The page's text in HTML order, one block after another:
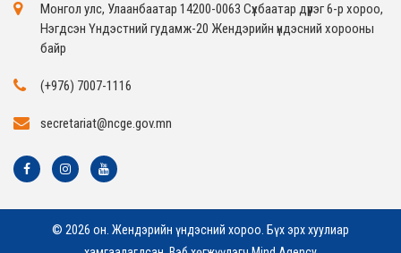
Монгол улс, Улаанбаатар 14200-0063 Сүхбаатар дүүрэг 6-р хороо,
Нэгдсэн Үндэстний гудамж-20 Жендэрийн үндэсний хорооны
байр
(+976) 7007-1116
secretariat@ncge.gov.mn
© 2026 он. Жендэрийн үндэсний хороо. Бүх эрх хуулиар